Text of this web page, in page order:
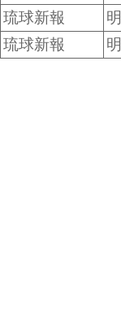
琉球新報
琉球新報